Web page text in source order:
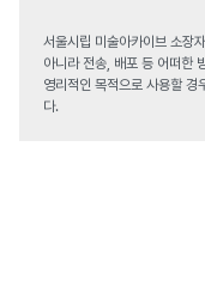
서울시립 미술아카이브 소장
아니라 전송, 배포 등 어떠한
영리적인 목적으로 사용할 경
다.